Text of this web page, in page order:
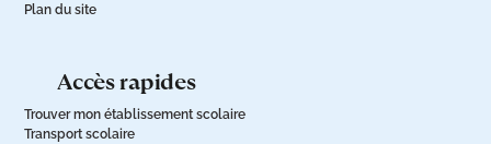
Plan du site
accès rapides
Trouver mon établissement scolaire
Transport scolaire